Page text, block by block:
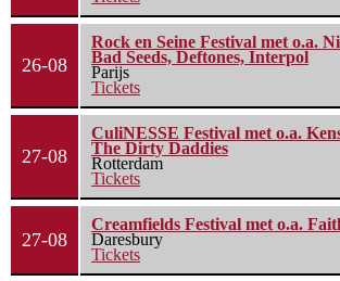
26-08
Rock en Seine Festival met o.a.
Bad Seeds, Deftones, Interpol
Parijs
Tickets
27-08
CuliNESSE Festival met o.a.
The Dirty Daddies
Rotterdam
Tickets
27-08
Creamfields Festival met o.a.
Daresbury
Tickets